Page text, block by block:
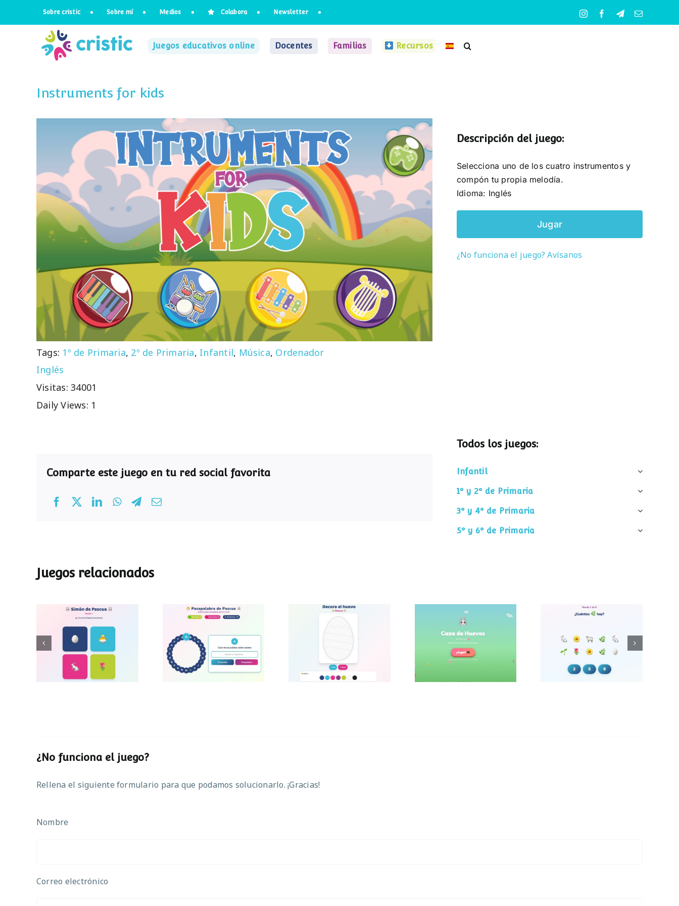
Sobre cristic Sobre mí Medios Colabora Newsletter InstagramFacebookTelegramCorreo
Juegos educativos online Docentes Familias Recursos
Instruments for kids
Tags: 1º de Primaria, 2º de Primaria, Infantil, Música, Ordenador
Inglés
Visitas: 34001
Daily Views: 1
Descripción del juego:
Selecciona uno de los cuatro instrumentos y
compón tu propia melodía.
Idioma: Inglés
Jugar
¿No funciona el juego? Avísanos
Comparte este juego en tu red social favorita
Todos los juegos:
Infantil
1º y 2º de Primaria
3º y 4º de Primaria
5º y 6º de Primaria
Juegos relacionados
Simon de Pascua
Pasapalabra de
Pascua
Decora el huevo de
Pascua
Caza de huevos
¿Cuántos
elementos hay?
¿No funciona el juego?
Rellena el siguiente formulario para que podamos solucionarlo. ¡Gracias!
Nombre
Correo electrónico